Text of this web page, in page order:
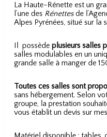
La Haute-Rénette est un
l’une des Rénettesde
Alpes Pyrénées, situé sur la
Il possède plusieurs salles
salles modulables en un
grande salle à manger de
Toutes ces salles sont
sans hébergement. Selon
groupe, la prestation
vous établit un devis sur